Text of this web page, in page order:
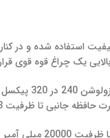
پلاستیکی مقاوم و با
یک چراغ قوه قوی قرار
با ظرفیت